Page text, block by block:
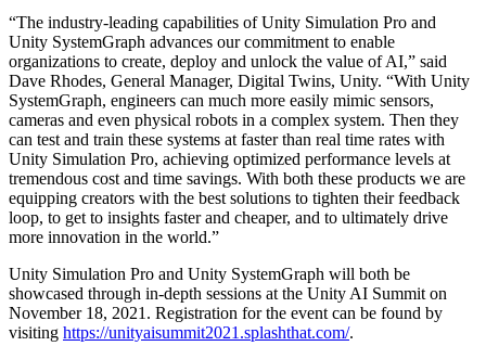
“The industry-leading capabilities of Unity Simulation Pro and
Unity SystemGraph advances our commitment to enable
organizations to create, deploy and unlock the value of AI,” said
Dave Rhodes, General Manager, Digital Twins, Unity. “With Unity
SystemGraph, engineers can much more easily mimic sensors,
cameras and even physical robots in a complex system. Then they
can test and train these systems at faster than real time rates with
Unity Simulation Pro, achieving optimized performance levels at
tremendous cost and time savings. With both these products we are
equipping creators with the best solutions to tighten their feedback
loop, to get to insights faster and cheaper, and to ultimately drive
more innovation in the world.”
Unity Simulation Pro and Unity SystemGraph will both be
showcased through in-depth sessions at the Unity AI Summit on
November 18, 2021. Registration for the event can be found by
visiting https://unityaisummit2021.splashthat.com/.